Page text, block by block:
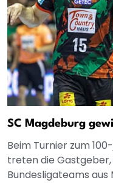
SC Magdeburg
Beim Turnier zum
treten die Gastgeber,
Bundesligateams aus